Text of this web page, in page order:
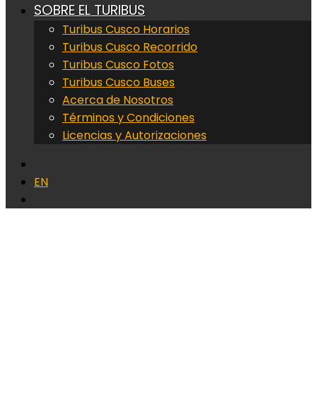
SOBRE EL TURIBUS
Turibus Cusco Horarios
Turibus Cusco Recorrido
Turibus Cusco Fotos
Turibus Cusco Buses
Acerca de Nosotros
Términos y Condiciones
Licencias y Autorizaciones
EN